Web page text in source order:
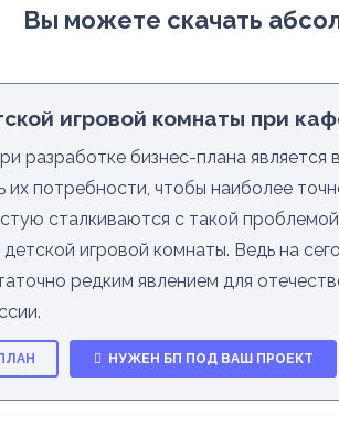
Вы можете скачать
игровой комнаты при
разработке бизнес-плана является
их потребности, чтобы наиболее
сталкиваются с такой
игровой комнаты. Ведь на
редким явлением для
НУЖЕН БП ПОД ВАШ ПРОЕКТ